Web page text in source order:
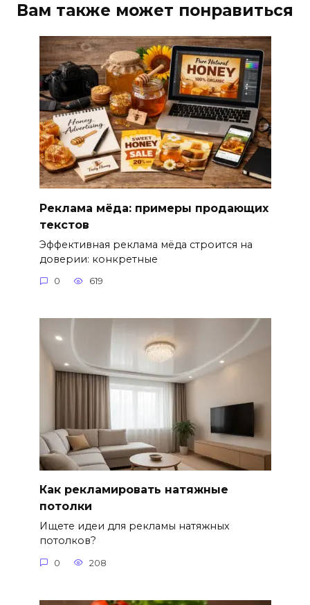
Вам также может понравиться
Реклама мёда: примеры продающих
текстов
Эффективная реклама мёда строится на
доверии: конкретные
0 619
Как рекламировать натяжные
потолки
Ищете идеи для рекламы натяжных
потолков?
0 208